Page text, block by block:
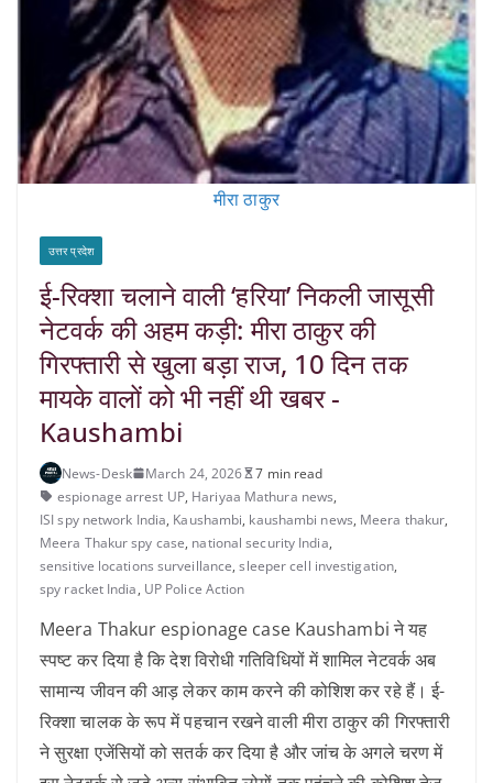
मीरा ठाकुर
उत्तर प्रदेश
ई-रिक्शा चलाने वाली ‘हरिया’ निकली जासूसी
नेटवर्क की अहम कड़ी: मीरा ठाकुर की
गिरफ्तारी से खुला बड़ा राज, 10 दिन तक
मायके वालों को भी नहीं थी खबर -
Kaushambi
News-Desk March 24, 2026
7 min read
espionage arrest UP, Hariyaa Mathura news,
ISI spy network India, Kaushambi, kaushambi news, Meera thakur,
Meera Thakur spy case, national security India,
sensitive locations surveillance,sleeper cell investigation,
spy racket India, UP Police Action
Meera Thakur espionage case Kaushambi ने यह
स्पष्ट कर दिया है कि देश विरोधी गतिविधियों में शामिल नेटवर्क अब
सामान्य जीवन की आड़ लेकर काम करने की कोशिश कर रहे हैं। ई-
रिक्शा चालक के रूप में पहचान रखने वाली मीरा ठाकुर की गिरफ्तारी
ने सुरक्षा एजेंसियों को सतर्क कर दिया है और जांच के अगले चरण में